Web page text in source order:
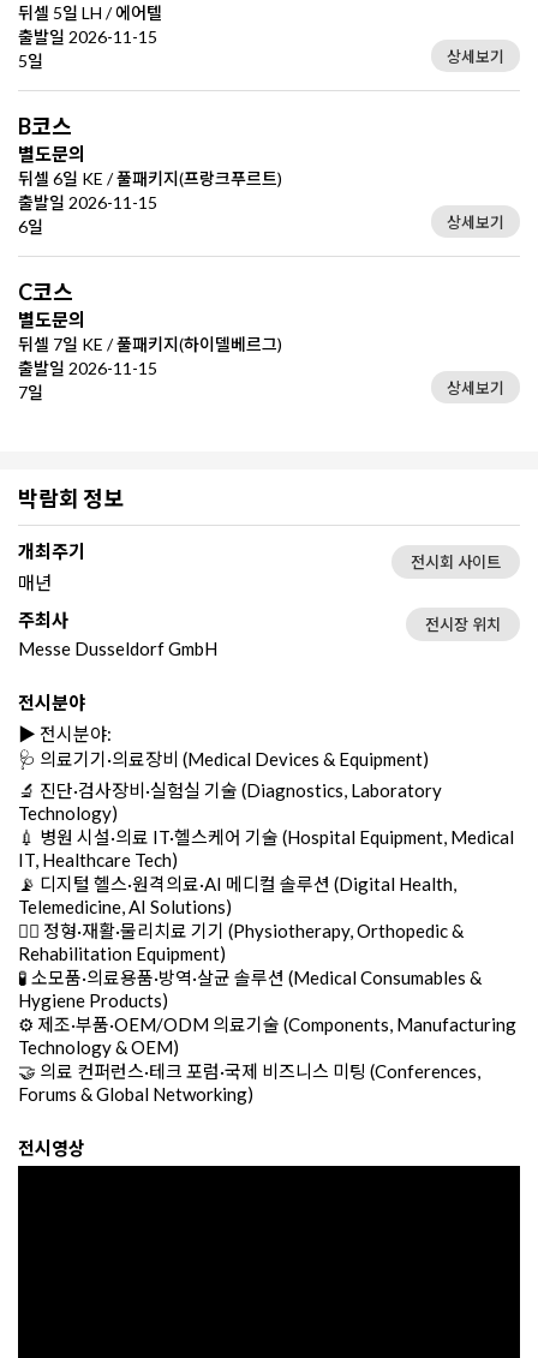
뒤셀 5일 LH / 에어텔
출발일 2026-11-15
5일
상세보기
B코스
별도문의
뒤셀 6일 KE / 풀패키지(프랑크푸르트)
출발일 2026-11-15
6일
상세보기
C코스
별도문의
뒤셀 7일 KE / 풀패키지(하이델베르그)
출발일 2026-11-15
7일
상세보기
박람회 정보
개최주기
매년
전시회 사이트
주최사
Messe Dusseldorf GmbH
전시장 위치
전시분야
▶️ 전시분야:
🩺 의료기기·의료장비 (Medical Devices & Equipment)
🔬 진단·검사장비·실험실 기술 (Diagnostics, Laboratory
Technology)
💉 병원 시설·의료 IT·헬스케어 기술 (Hospital Equipment, Medical
IT, Healthcare Tech)
📡 디지털 헬스·원격의료·AI 메디컬 솔루션 (Digital Health,
Telemedicine, AI Solutions)
👨‍⚕️ 정형·재활·물리치료 기기 (Physiotherapy, Orthopedic &
Rehabilitation Equipment)
🧪 소모품·의료용품·방역·살균 솔루션 (Medical Consumables &
Hygiene Products)
⚙️ 제조·부품·OEM/ODM 의료기술 (Components, Manufacturing
Technology & OEM)
🤝 의료 컨퍼런스·테크 포럼·국제 비즈니스 미팅 (Conferences,
Forums & Global Networking)
전시영상